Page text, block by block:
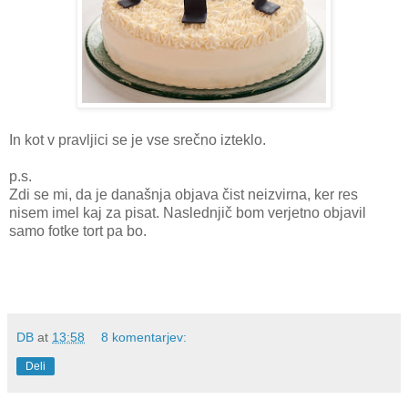
In kot v pravljici se je vse srečno izteklo.
p.s.
Zdi se mi, da je današnja objava čist neizvirna, ker res
nisem imel kaj za pisat. Naslednjič bom verjetno objavil
samo fotke tort pa bo.
DB at 13:58 8 komentarjev:
Deli